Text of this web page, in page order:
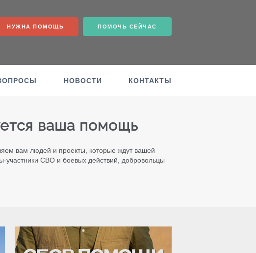
НУЖНА ПОМОЩЬ ПОМОЧЬ СЕЙЧАС
НОВОСТИ КОНТАКТЫ
ваша помощь
вам людей и проекты, которые ждут вашей
участники СВО и боевых действий, добровольцы